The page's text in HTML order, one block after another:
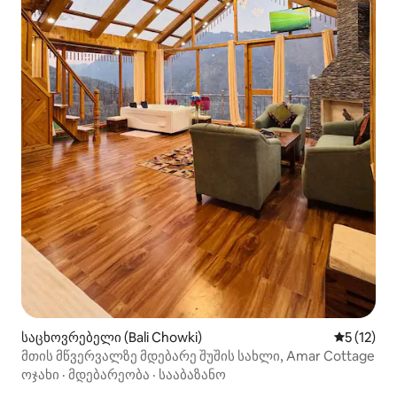
საცხოვრებელი (Bali Chowki) საშუალო
5 (12)
მთის მწვერვალზე მდებარე შუშის სახლი, Amar Cottage
ოჯახი · მდებარეობა · სააბაზანო